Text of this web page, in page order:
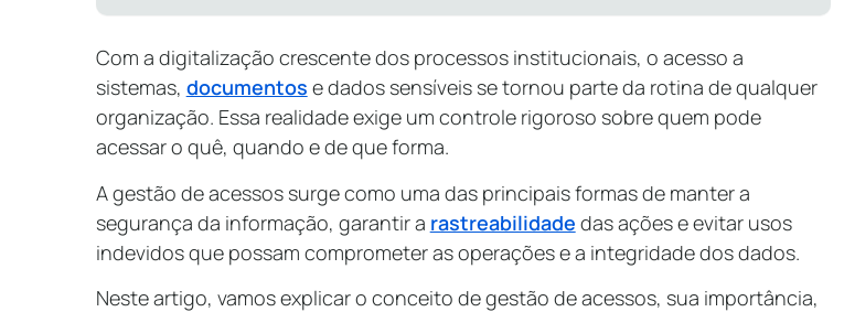
Com a digitalização crescente dos processos institucionais, o acesso a
sistemas, documentos e dados sensíveis se tornou parte da rotina de qualquer
organização. Essa realidade exige um controle rigoroso sobre quem pode
acessar o quê, quando e de que forma.
A gestão de acessos surge como uma das principais formas de manter a
segurança da informação, garantir a rastreabilidade das ações e evitar usos
indevidos que possam comprometer as operações e a integridade dos dados.
Neste artigo, vamos explicar o conceito de gestão de acessos, sua importância,